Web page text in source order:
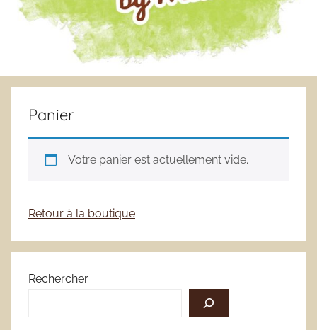
Panier
Votre panier est actuellement vide.
Retour à la boutique
Rechercher